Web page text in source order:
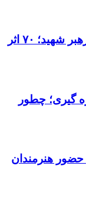
حضور پررنگ هنرمندان در تشییع رهبر شهید؛ ۷۰ اثر
گیری؛ چطور
حضور هنرمندان